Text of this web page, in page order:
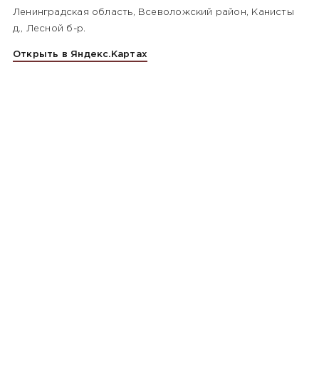
Ленинградская область, Всеволожский район, Канисты
д., Лесной б-р.
Открыть в Яндекс.Картах